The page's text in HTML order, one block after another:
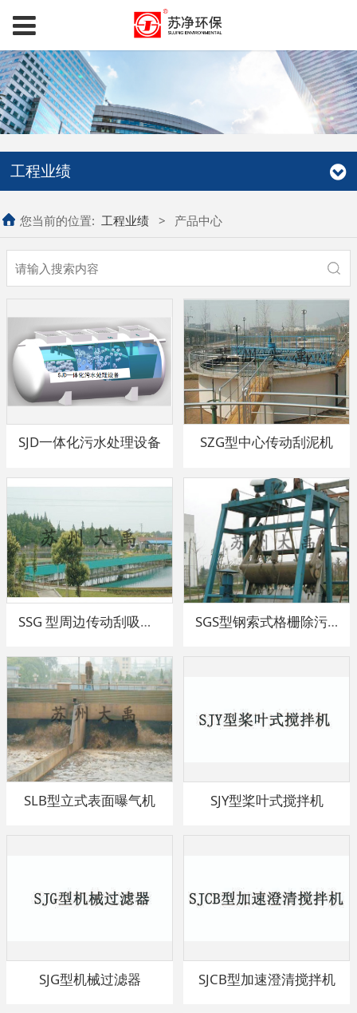
工程业绩
您当前的位置: 工程业绩 > 产品中心
SJD一体化污水处理设备 SZG型中心传动刮泥机
SSG 型周边传动刮吸泥机 SGS型钢索式格栅除污机
SLB型立式表面曝气机 SJY型桨叶式搅拌机
SJG型机械过滤器 SJCB型加速澄清搅拌机